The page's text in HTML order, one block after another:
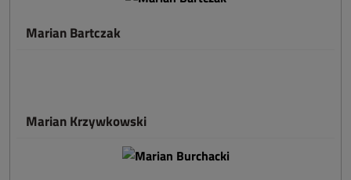
Marian Bartczak
Marian Krzywkowski